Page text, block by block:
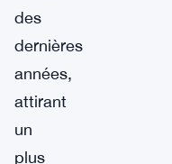
des
dernières
années,
attirant
un
plus